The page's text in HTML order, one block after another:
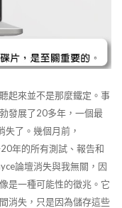
起來並不是那麼鐵定。事
發展了20多年，一個最
了。幾個月前，
年的所有測試、報告和
論壇消失與我無關，因
是一種可能性的徵兆。它
消失，只是因為儲存這些